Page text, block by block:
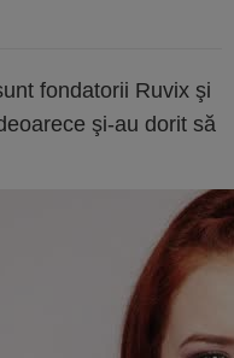
fondatorii Ruvix şi
şi-au dorit să